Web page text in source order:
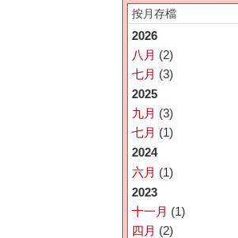
按月存檔
2026
八月 (2)
七月 (3)
2025
九月 (3)
七月 (1)
2024
六月 (1)
2023
十一月 (1)
四月 (2)